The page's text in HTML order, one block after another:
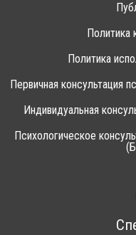
Политика
Политика
Первичная консультация
Индивидуальная
Психологическое